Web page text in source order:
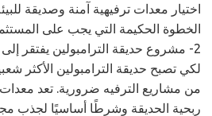
اختيار معدات ترفيهية آمنة وصديقة
الخطوة الحكيمة التي يجب على
2- مشروع حديقة الترامبولين يفتقر إلى التفاعل الجيد
لكي تصبح حديقة الترامبولين الأكثر
من مشاريع الترفيه ضرورية. تعد
ربحية الحديقة وشرطًا أساسيًا لجذب